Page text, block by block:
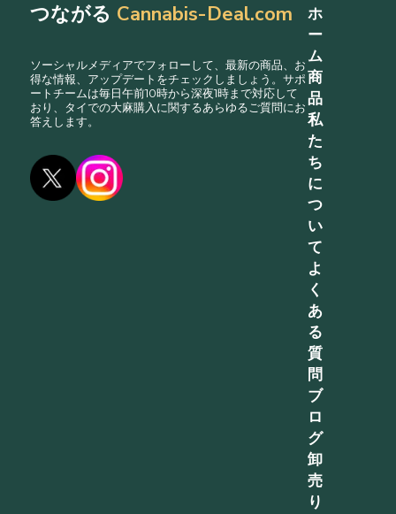
つながる Cannabis-Deal.com
ソーシャルメディアでフォローして、最新の商品、お
得な情報、アップデートをチェックしましょう。サポ
ートチームは毎日午前10時から深夜1時まで対応して
おり、タイでの大麻購入に関するあらゆるご質問にお
答えします。
ホ
ー
ム
商
品
私
た
ち
に
つ
い
て
よ
く
あ
る
質
問
ブ
ロ
グ
卸
売
り